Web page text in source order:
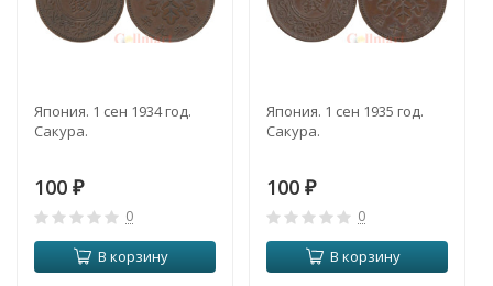
Япония. 1 сен 1934 год.
Сакура.
100 ₽
0
В корзину
Япония. 1 сен 1935 год.
Сакура.
100 ₽
0
В корзину